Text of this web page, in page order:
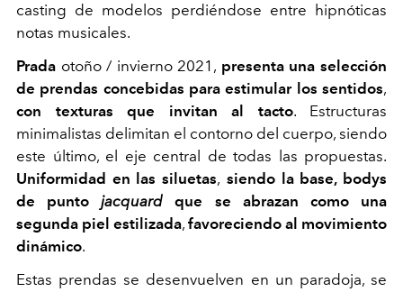
casting de modelos perdiéndose entre hipnóticas
notas musicales.
Prada otoño / invierno 2021, presenta una selección
de prendas concebidas para estimular los sentidos,
con texturas que invitan al tacto. Estructuras
minimalistas delimitan el contorno del cuerpo, siendo
este último, el eje central de todas las propuestas.
Uniformidad en las siluetas, siendo la base, bodys
de puntojacquard que se abrazan como una
segunda piel estilizada, favoreciendo al movimiento
dinámico.
Estas prendas se desenvuelven en un paradoja, se